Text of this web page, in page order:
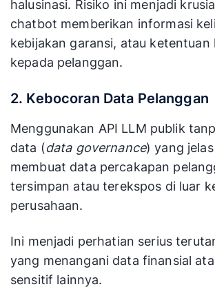
halusinasi. Risiko ini menjadi
chatbot memberikan informasi
kebijakan garansi, atau ketentuan
kepada pelanggan.
2. Kebocoran Data Pelanggan
Menggunakan API LLM publik
data (data governance) yang
membuat data percakapan
tersimpan atau terekspos di luar
perusahaan.
Ini menjadi perhatian serius
yang menangani data finansial
sensitif lainnya.